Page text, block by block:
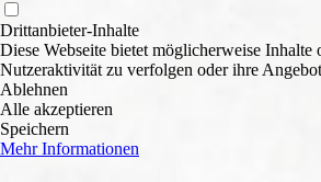
Drittanbieter-Inhalte
Diese Webseite bietet möglicherweise
Nutzeraktivität zu verfolgen oder ihre
Ablehnen
Alle akzeptieren
Speichern
Mehr Informationen